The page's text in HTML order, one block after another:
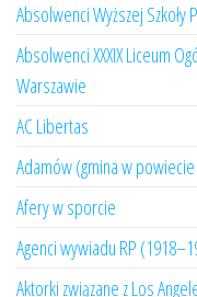
Absolwenci Wyższej Szkoły
Absolwenci XXXIX Liceum
Warszawie
AC Libertas
Adamów (gmina w
Afery w sporcie
Agenci wywiadu RP
Aktorki związane z Los